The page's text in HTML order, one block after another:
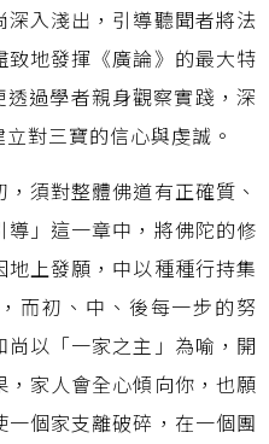
入淺出，引導聽聞者將法
地發揮《廣論》的最大特
過學者親身觀察實踐，深
對三寶的信心與虔誠。
須對整體佛道有正確質、
」這一章中，將佛陀的修
上發願，中以種種行持集
而初、中、後每一步的努
以「一家之主」為喻，開
家人會全心傾向你，也願
個家支離破碎，在一個團